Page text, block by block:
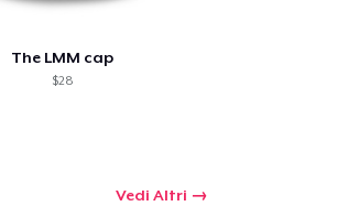
The LMM cap
$28
Vedi Altri